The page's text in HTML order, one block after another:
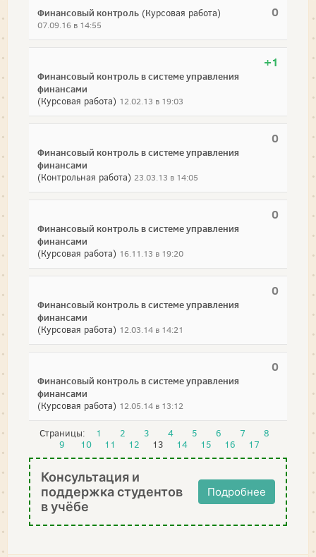
0
Финансовый контроль (Курсовая работа)
07.09.16 в 14:55
+1
Финансовый контроль в системе управления
финансами
(Курсовая работа) 12.02.13 в 19:03
0
Финансовый контроль в системе управления
финансами
(Контрольная работа) 23.03.13 в 14:05
0
Финансовый контроль в системе управления
финансами
(Курсовая работа) 16.11.13 в 19:20
0
Финансовый контроль в системе управления
финансами
(Курсовая работа) 12.03.14 в 14:21
0
Финансовый контроль в системе управления
финансами
(Курсовая работа) 12.05.14 в 13:12
Страницы: 1 2 3 4 5 6 7
8
9
10 11 12 13 14 15 16 17
Консультация и
поддержка студентов
в учёбе
Подробнее